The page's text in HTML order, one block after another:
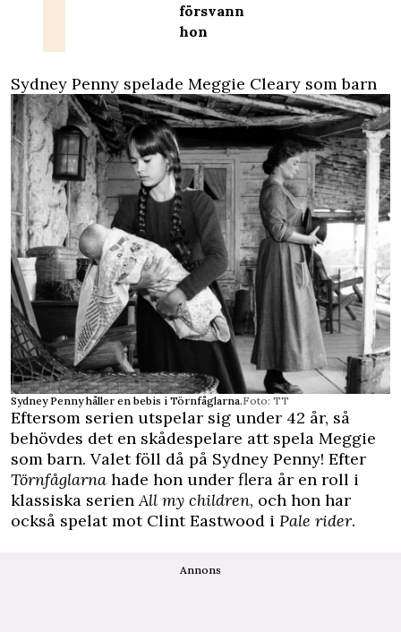
försvann
hon
Sydney Penny spelade Meggie Cleary som barn
Sydney Penny håller en bebis i Törnfåglarna.Foto: TT
Eftersom serien utspelar sig under 42 år, så
behövdes det en skådespelare att spela Meggie
som barn. Valet föll då på Sydney Penny! Efter
Törnfåglarna hade hon under flera år en roll i
klassiska serien All my children, och hon har
också spelat mot Clint Eastwood i Pale rider.
Annons